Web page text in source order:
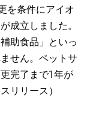
を条件にアイオ
成立しました。
助食品」といっ
せん。ペットサ
完了まで1年が
リリース）